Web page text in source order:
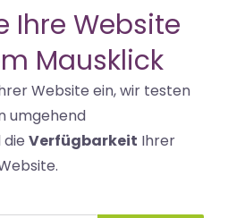
Ihre Website
Mausklick
Website ein, wir testen
umgehend
die Verfügbarkeit Ihrer